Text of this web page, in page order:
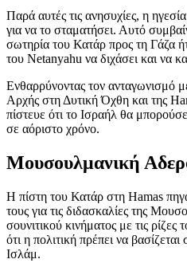
Παρά αυτές τις ανησυχίες, η
για να το σταματήσει. Αυτό
σωτηρία του Κατάρ προς τη Γάζα
του Netanyahu να διχάσει και να
Ενθαρρύνοντας τον ανταγωνισμό
Αρχής στη Δυτική Όχθη και της
πίστευε ότι το Ισραήλ θα
σε αόριστο χρόνο.
Μουσουλμανική
Η πίστη του Κατάρ στη Hamas
τους για τις διδασκαλίες της
σουνιτικού κινήματος με τις ρίζες
ότι η πολιτική πρέπει να
Ισλάμ.